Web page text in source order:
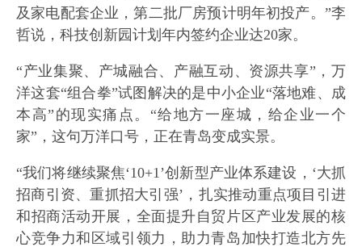
及家电配套企业，第二批厂房预计明年初投产。”李
哲说，科技创新园计划年内签约企业达20家。
“产业集聚、产城融合、产融互动、资源共享”，万
洋这套“组合拳”试图解决的是中小企业“落地难、成
本高”的现实痛点。“给地方一座城，给企业一个
家”，这句万洋口号，正在青岛变成实景。
“我们将继续聚焦‘10+1’创新型产业体系建设，‘大抓
招商引资、重抓招大引强’，扎实推动重点项目引进
和招商活动开展，全面提升自贸片区产业发展的核
心竞争力和区域引领力，助力青岛加快打造北方先